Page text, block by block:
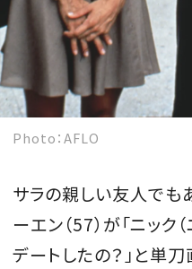
Photo：AFLO
サラの親しい友人でも
ーエン（57）が「ニック
デートしたの？」と単